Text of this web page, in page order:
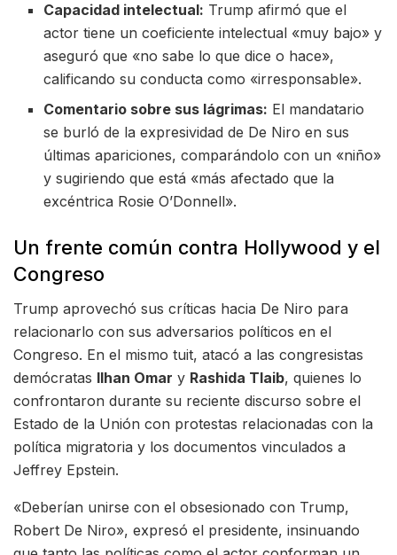
Capacidad intelectual: Trump afirmó que el
actor tiene un coeficiente intelectual «muy bajo» y
aseguró que «no sabe lo que dice o hace»,
calificando su conducta como «irresponsable».
Comentario sobre sus lágrimas: El mandatario
se burló de la expresividad de De Niro en sus
últimas apariciones, comparándolo con un «niño»
y sugiriendo que está «más afectado que la
excéntrica Rosie O’Donnell».
Un frente común contra Hollywood y el
Congreso
Trump aprovechó sus críticas hacia De Niro para
relacionarlo con sus adversarios políticos en el
Congreso. En el mismo tuit, atacó a las congresistas
demócratas Ilhan Omar y Rashida Tlaib, quienes lo
confrontaron durante su reciente discurso sobre el
Estado de la Unión con protestas relacionadas con la
política migratoria y los documentos vinculados a
Jeffrey Epstein.
«Deberían unirse con el obsesionado con Trump,
Robert De Niro», expresó el presidente, insinuando